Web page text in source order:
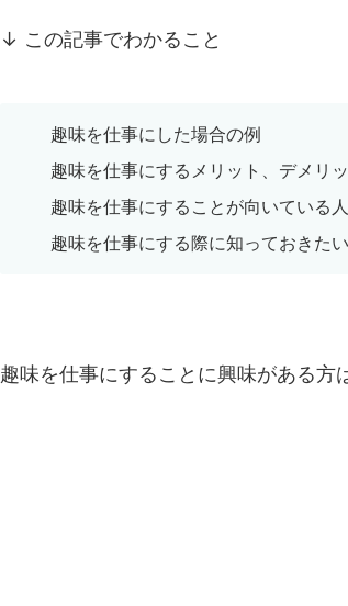
↓ この記事でわかること
趣味を仕事にした場合の例
趣味を仕事にするメリット、デメリ
趣味を仕事にすることが向いている
趣味を仕事にする際に知っておきた
趣味を仕事にすることに興味がある方